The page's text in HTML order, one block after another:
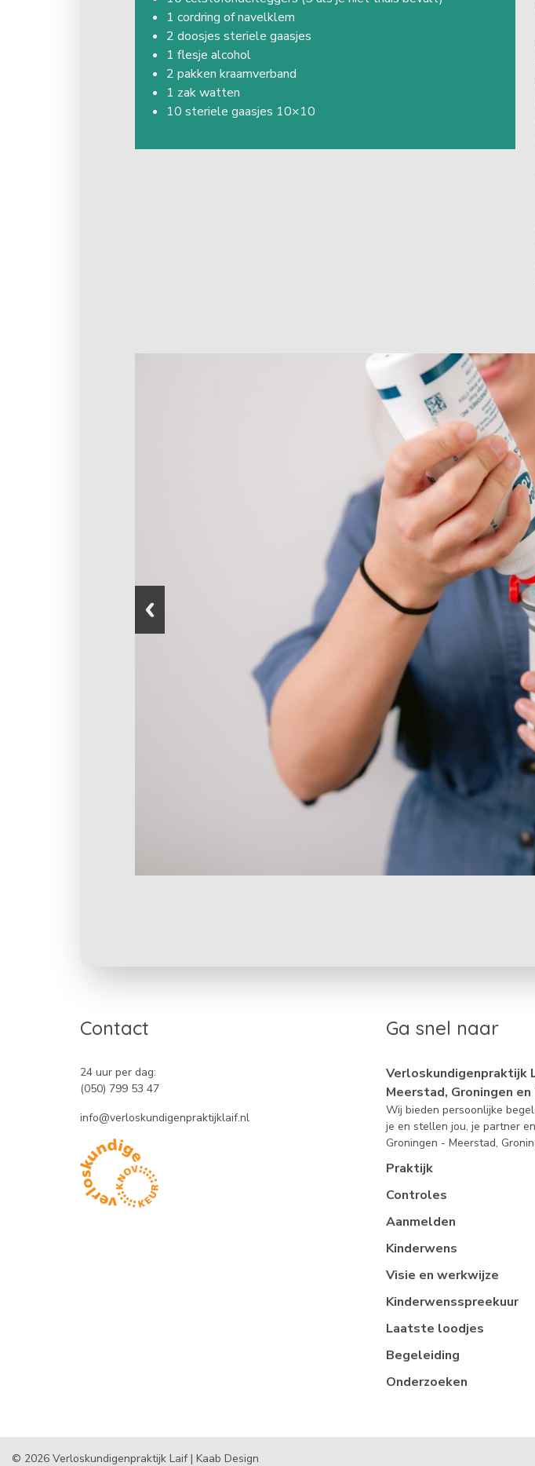
1 cordring of navelklem
2 doosjes steriele gaasjes
1 flesje alcohol
2 pakken kraamverband
1 zak watten
10 steriele gaasjes 10×10
Contact
24 uur per dag:
(050) 799 53 47
info@verloskundigenpraktijklaif.nl
Ga snel naar
Verloskundigenpraktijk
Meerstad, Groningen
Wij bieden persoonlijke
je en stellen jou, je partner
Groningen - Meerstad,
Praktijk
Controles
Aanmelden
Kinderwens
Visie en werkwijze
Kinderwensspreekuur
Laatste loodjes
Begeleiding
Onderzoeken
© 2026 Verloskundigenpraktijk Laif | Kaab Design